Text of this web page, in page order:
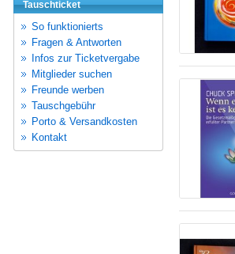
Tauschticket
So funktionierts
Fragen & Antworten
Infos zur Ticketvergabe
Mitglieder suchen
Freunde werben
Tauschgebühr
Porto & Versandkosten
Kontakt